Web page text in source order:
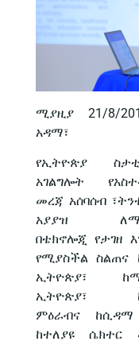
ሚያዚያ 21/8/
አዳማ፣
የኢትዮጵያ
አገልግሎት
መረጃ አሰባሰብ
አያያዝ
በቴክኖሎጂ የታገዘ
የሚያስችል ስልጠና
ኢትዮጵያ፣
ኢትዮጵያ፣
ምዕራብና ከሲዳማ
ከተለያዩ ሴክተር